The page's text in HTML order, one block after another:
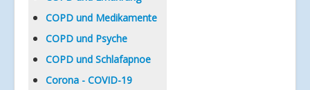
COPD und Medikamente
COPD und Psyche
COPD und Schlafapnoe
Corona - COVID-19